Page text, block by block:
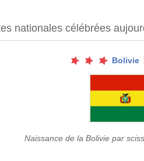
nationales célébrées
Bolivie
Naissance de la Bolivie par